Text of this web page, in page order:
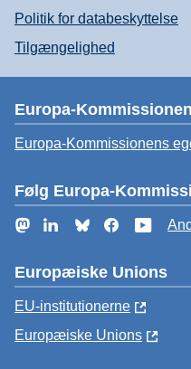
Politik for databeskyttelse
Tilgængelighed
Europa-Kommissionen
Europa-Kommissionens
Følg Europa-
MastodonLinkedInBlueskyFacebook
Europæiske Unions
EU-institutionerne
Europæiske Unions